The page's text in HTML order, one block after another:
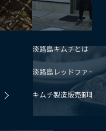
淡路島キムチとは
淡路島レッドファーム
キムチ製造販売卸事業